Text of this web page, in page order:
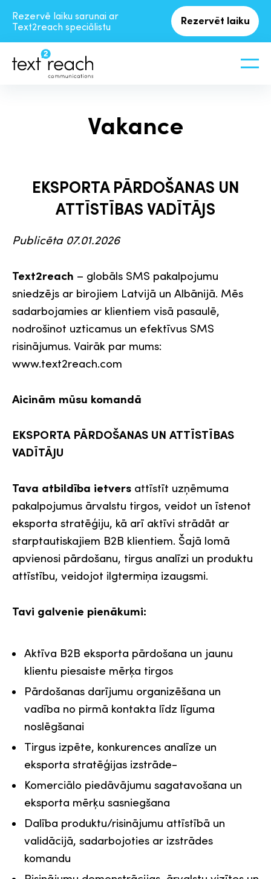
Rezervē laiku sarunai ar
Text2reach speciālistu
Rezervēt laiku
Vakance
EKSPORTA PĀRDOŠANAS UN
ATTĪSTĪBAS VADĪTĀJS
Publicēta 07.01.2026
Text2reach – globāls SMS pakalpojumu
sniedzējs ar birojiem Latvijā un Albānijā. Mēs
sadarbojamies ar klientiem visā pasaulē,
nodrošinot uzticamus un efektīvus SMS
risinājumus. Vairāk par mums:
www.text2reach.com
Aicinām mūsu komandā
EKSPORTA PĀRDOŠANAS UN ATTĪSTĪBAS
VADĪTĀJU
Tava atbildība ietvers attīstīt uzņēmuma
pakalpojumus ārvalstu tirgos, veidot un īstenot
eksporta stratēģiju, kā arī aktīvi strādāt ar
starptautiskajiem B2B klientiem. Šajā lomā
apvienosi pārdošanu, tirgus analīzi un produktu
attīstību, veidojot ilgtermiņa izaugsmi.
Tavi galvenie pienākumi:
Aktīva B2B eksporta pārdošana un jaunu
klientu piesaiste mērķa tirgos
Pārdošanas darījumu organizēšana un
vadība no pirmā kontakta līdz līguma
noslēgšanai
Tirgus izpēte, konkurences analīze un
eksporta stratēģijas izstrāde-
Komerciālo piedāvājumu sagatavošana un
eksporta mērķu sasniegšana
Dalība produktu/risinājumu attīstībā un
validācijā, sadarbojoties ar izstrādes
komandu